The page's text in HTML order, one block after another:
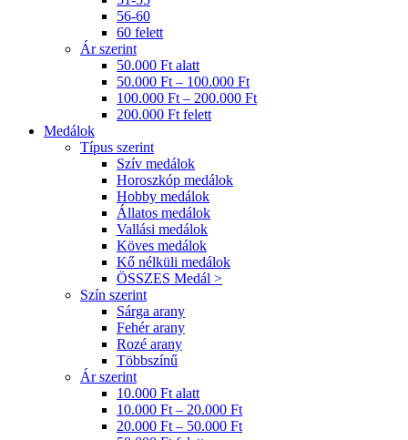
56-60
60 felett
Ár szerint
50.000 Ft alatt
50.000 Ft – 100.000 Ft
100.000 Ft – 200.000 Ft
200.000 Ft felett
Medálok
Típus szerint
Szív medálok
Horoszkóp medálok
Hobby medálok
Állatos medálok
Vallási medálok
Köves medálok
Kő nélküli medálok
ÖSSZES Medál >
Szín szerint
Sárga arany
Fehér arany
Rozé arany
Többszínű
Ár szerint
10.000 Ft alatt
10.000 Ft – 20.000 Ft
20.000 Ft – 50.000 Ft